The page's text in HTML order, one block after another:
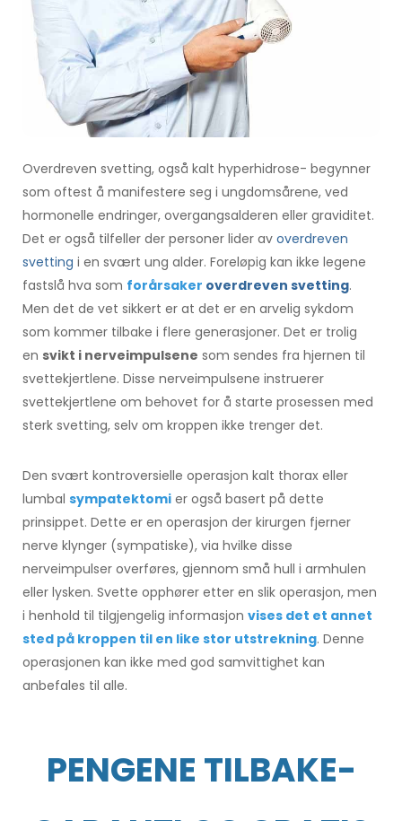
Overdreven svetting, også kalt hyperhidrose- begynner
som oftest å manifestere seg i ungdomsårene, ved
hormonelle endringer, overgangsalderen eller graviditet.
Det er også tilfeller der personer lider av overdreven
svetting i en svært ung alder. Foreløpig kan ikke legene
fastslå hva som forårsaker overdreven svetting.
Men det de vet sikkert er at det er en arvelig sykdom
som kommer tilbake i flere generasjoner. Det er trolig
en svikt i nerveimpulsene som sendes fra hjernen til
svettekjertlene. Disse nerveimpulsene instruerer
svettekjertlene om behovet for å starte prosessen med
sterk svetting, selv om kroppen ikke trenger det.
Den svært kontroversielle operasjon kalt thorax eller
lumbal sympatektomi er også basert på dette
prinsippet. Dette er en operasjon der kirurgen fjerner
nerve klynger (sympatiske), via hvilke disse
nerveimpulser overføres, gjennom små hull i armhulen
eller lysken. Svette opphører etter en slik operasjon, men
i henhold til tilgjengelig informasjon vises det et annet
sted på kroppen til en like stor utstrekning. Denne
operasjonen kan ikke med god samvittighet kan
anbefales til alle.
PENGENE TILBAKE-